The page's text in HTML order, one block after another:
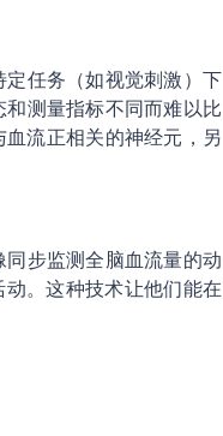
任务（如视觉刺激）下
测量指标不同而难以比
流正相关的神经元，另
步监测全脑血流量的动
。这种技术让他们能在